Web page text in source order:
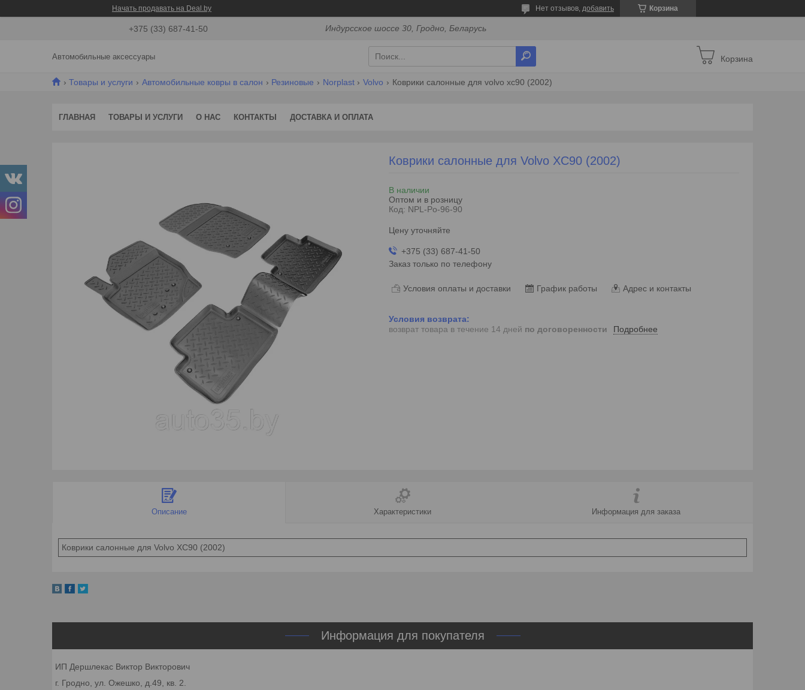
Начать продавать на Deal.by Корзина
Нет отзывов, добавить
+375 (33) 687-41-50 Индурсское шоссе 30, Гродно, Беларусь
Автомобильные аксессуары Корзина
Товары и услуги Автомобильные ковры в салон Резиновые Norplast Volvo Коврики салонные для volvo xc90 (2002)
ГЛАВНАЯ ТОВАРЫ И УСЛУГИ О НАС КОНТАКТЫ ДОСТАВКА И ОПЛАТА
Коврики салонные для Volvo XC90 (2002)
В наличии
Оптом и в розницу
Код: NPL-Po-96-90
Цену уточняйте
+375 (33) 687-41-50
Заказ только по телефону
Условия оплаты и доставки График работы Адрес и контакты
возврат товара в течение 14 дней по договоренности Подробнее
Описание Характеристики Информация для заказа
Коврики салонные для Volvo XC90 (2002)
Информация для покупателя
ИП Дершлекас Виктор Викторович
г. Гродно, ул. Ожешко, д.49, кв. 2.